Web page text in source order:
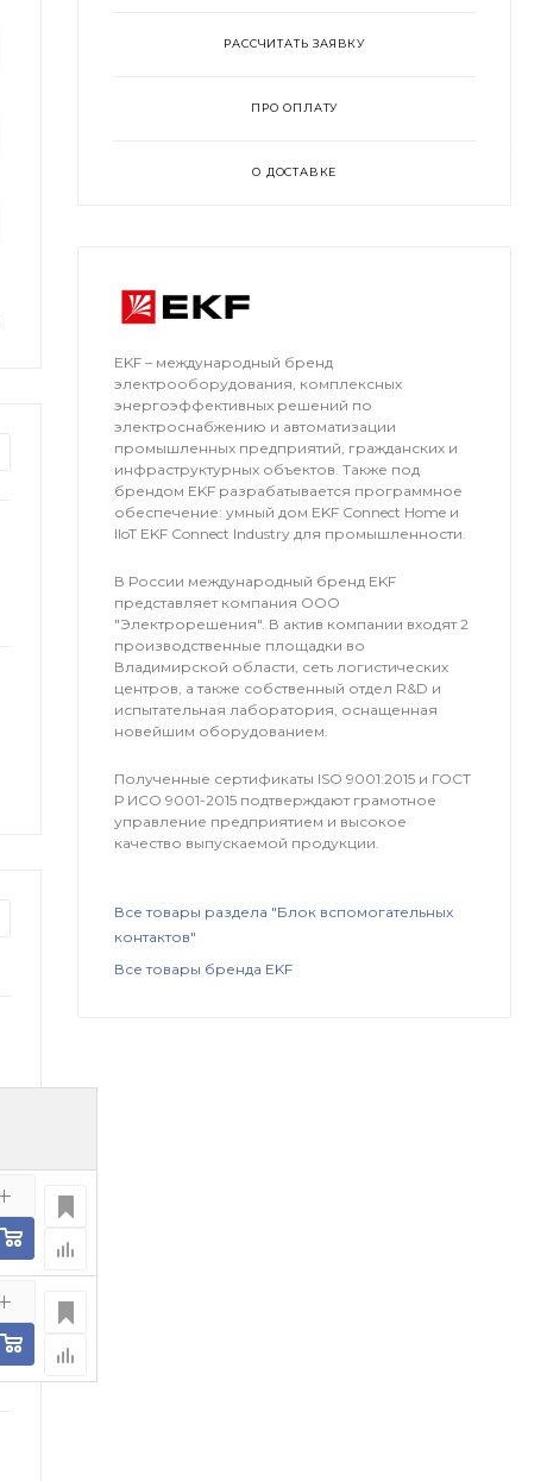
РАССЧИТАТЬ ЗАЯВКУ
ПРО ОПЛАТУ
О ДОСТАВКЕ
EKF – международный бренд
электрооборудования, комплексных
энергоэффективных решений по
электроснабжению и автоматизации
промышленных предприятий, гражданских и
инфраструктурных объектов. Также под
брендом EKF разрабатывается программное
обеспечение: умный дом EKF Connect Home и
IIoT EKF Connect Industry для промышленности.
В России международный бренд EKF
представляет компания OOO
"Электрорешения". В актив компании входят 2
производственные площадки во
Владимирской области, сеть логистических
центров, а также собственный отдел R&D и
испытательная лаборатория, оснащенная
новейшим оборудованием.
Полученные сертификаты ISO 9001:2015 и ГОСТ
Р ИСО 9001-2015 подтверждают грамотное
управление предприятием и высокое
качество выпускаемой продукции.
Все товары раздела "Блок вспомогательных
контактов"
Все товары бренда EKF